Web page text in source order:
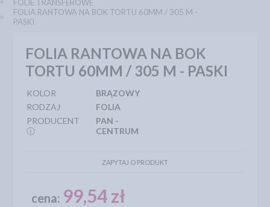
FOLIE TRANSFEROWE
FOLIA RANTOWA NA BOK TORTU 60MM / 305 M -
PASKI
FOLIA RANTOWA NA BOK
TORTU 60MM / 305 M - PASKI
KOLOR
BRĄZOWY
RODZAJ
FOLIA
PRODUCENT
ⓘ
PAN -
CENTRUM
ZAPYTAJ O PRODUKT
cena: 99,54 zł